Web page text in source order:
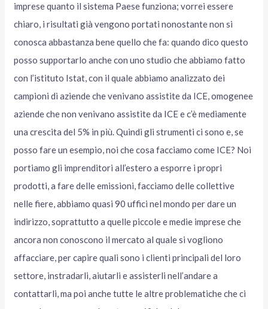
imprese quanto il sistema Paese funziona; vorrei essere
chiaro, i risultati già vengono portati nonostante non si
conosca abbastanza bene quello che fa: quando dico questo
posso supportarlo anche con uno studio che abbiamo fatto
con l’istituto Istat, con il quale abbiamo analizzato dei
campioni di aziende che venivano assistite da ICE, omogenee
aziende che non venivano assistite da ICE e c’è mediamente
una crescita del 5% in più. Quindi gli strumenti ci sono e, se
posso fare un esempio, noi che cosa facciamo come ICE? Noi
portiamo gli imprenditori all’estero a esporre i propri
prodotti, a fare delle emissioni, facciamo delle collettive
nelle fiere, abbiamo quasi 90 uffici nel mondo per dare un
indirizzo, soprattutto a quelle piccole e medie imprese che
ancora non conoscono il mercato al quale si vogliono
affacciare, per capire quali sono i clienti principali del loro
settore, instradarli, aiutarli e assisterli nell’andare a
contattarli, ma poi anche tutte le altre problematiche che ci